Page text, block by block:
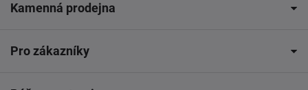
Kamenná prodejna
Pro zákazníky